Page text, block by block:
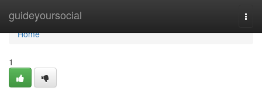
guideyoursocial
Home
Home
1